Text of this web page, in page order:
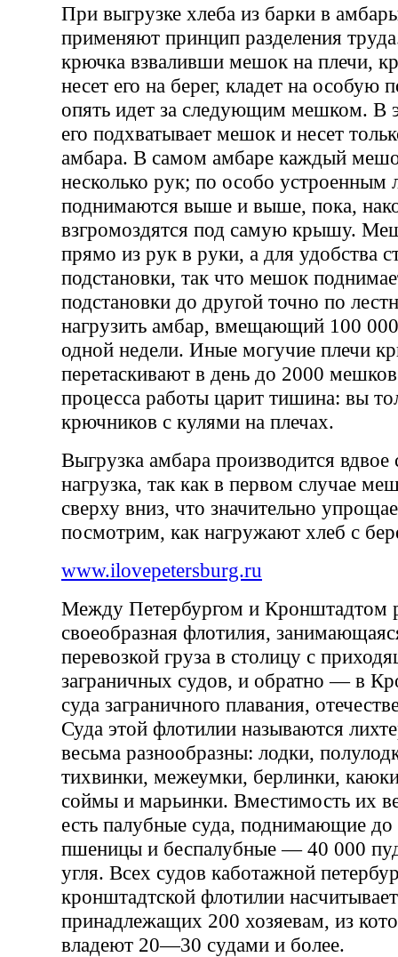
При выгрузке хлеба из барки в
применяют принцип разделения
крючка взваливши мешок на плечи,
несет его на берег, кладет на особую
опять идет за следующим мешком. В
его подхватывает мешок и несет
амбара. В самом амбаре каждый
несколько рук; по особо устроенным
поднимаются выше и выше, пока,
взгромоздятся под самую крышу.
прямо из рук в руки, а для удобства
подстановки, так что мешок
подстановки до другой точно по
нагрузить амбар, вмещающий 100
одной недели. Иные могучие плечи
перетаскивают в день до 2000
процесса работы царит тишина: вы
крючников с кулями на плечах.
Выгрузка амбара производится вдвое
нагрузка, так как в первом случае
сверху вниз, что значительно
посмотрим, как нагружают хлеб с
www.ilovepetersburg.ru
Между Петербургом и Кронштадтом
своеобразная флотилия,
перевозкой груза в столицу с
заграничных судов, и обратно — в
суда заграничного плавания,
Суда этой флотилии называются
весьма разнообразны: лодки,
тихвинки, межеумки, берлинки,
соймы и марьинки. Вместимость их
есть палубные суда, поднимающие до
пшеницы и беспалубные — 40 000
угля. Всех судов каботажной
кронштадтской флотилии
принадлежащих 200 хозяевам, из
владеют 20—30 судами и более.